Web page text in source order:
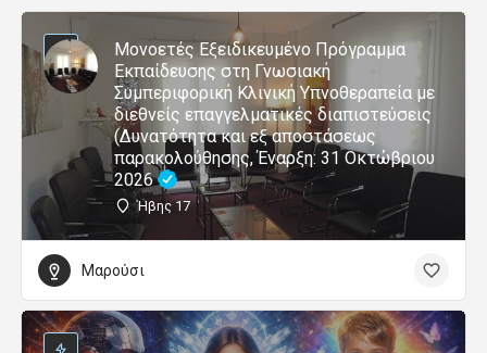
Μονοετές Εξειδικευμένο Πρόγραμμα
Εκπαίδευσης στη Γνωσιακή
Συμπεριφορική Κλινική Υπνοθεραπεία με
διεθνείς επαγγελματικές διαπιστεύσεις
(Δυνατότητα και εξ αποστάσεως
παρακολούθησης, Έναρξη: 31 Οκτώβριου
2026
Ήβης 17
Μαρούσι